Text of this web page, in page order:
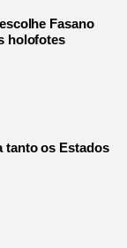
Fasano
holofotes
tanto os Estados